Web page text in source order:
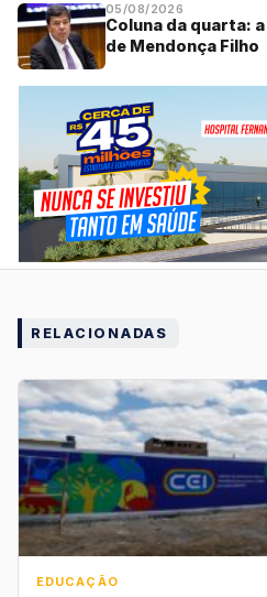
05/08/2026
Coluna da quarta:
de Mendonça Filho
RELACIONADAS
EDUCAÇÃO